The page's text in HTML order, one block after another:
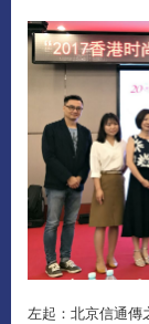
左起：北京信通傳